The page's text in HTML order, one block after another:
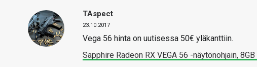
TAspect
23.10.2017
Vega 56 hinta on uutisessa 50€ yläkanttiin.
Sapphire Radeon RX VEGA 56 -näytönohjain,